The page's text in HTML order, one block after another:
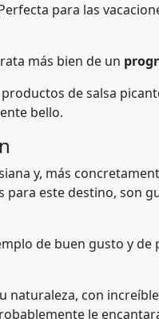
para las
más bien de un
de salsa
bello.
y, más
para este destino, son
de buen gusto y
naturaleza, con
le